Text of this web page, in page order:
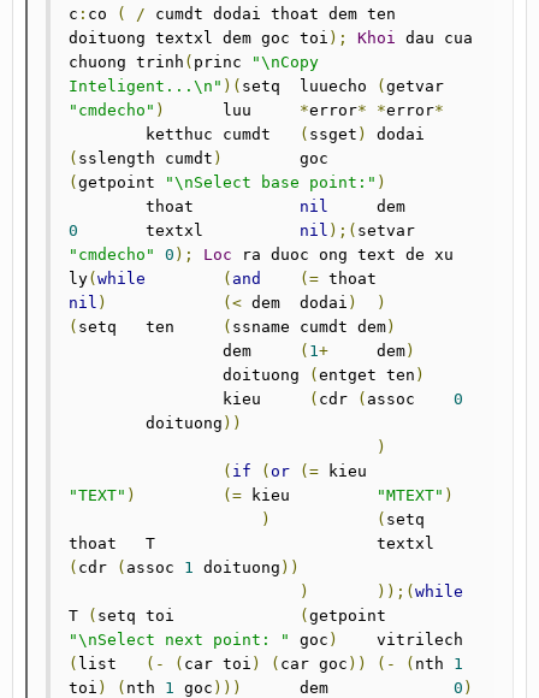
c : co ( / cumdt dodai thoat dem ten
doituong textxl dem goc toi ); Khoi dau cua
chuong trinh ( princ
"\nCopy
Inteligent...\n" )( (
"cmdecho" ) *error* *error*
( ssget )
( sslength cumdt )
( getpoint "\nSelect base point:" )
nil
0
nil );(
"cmdecho"
0 ); Loc ra duoc ong text de xu
ly( while ( and (=
nil ) (< dem	dodai )
)
(
( ssname cumdt dem)
( 1+ dem)
		doituong
( entget ten )
( cdr (
0
	doituong
))
)
( if ( or (=
"TEXT" ) (= "MTEXT" )
)
( setq
( cdr ( assoc 1 doituong ))
)
));( while
T
( (
"\nSelect next point: "
goc )
(
(- ( car toi ) ( car goc )) (- ( nth 1
toi ) ( nth 1 goc ))) 0 )